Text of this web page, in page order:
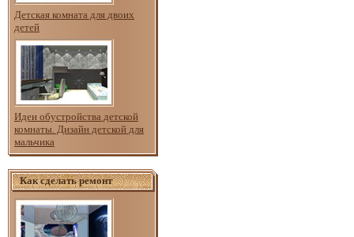
Детская комната для двоих
детей
Идеи обустройства детской
комнаты. Дизайн детской для
мальчика
Как сделать ремонт